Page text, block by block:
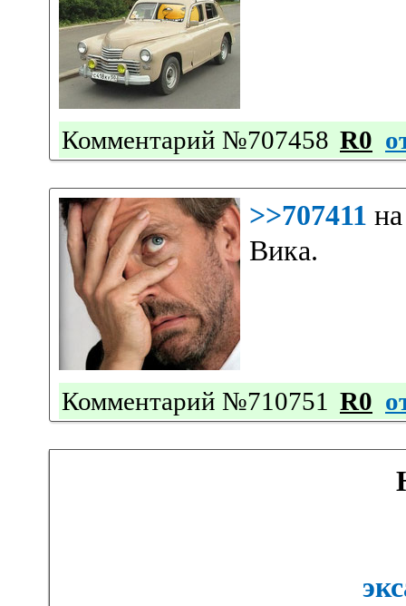
Комментарий №707458 R0
>>707411
Вика.
Комментарий №710751 R0